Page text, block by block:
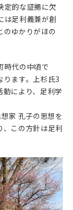
定的な証拠に欠
は足利義兼が創
のゆかりがほの
時代の中頃で
ます。
上杉氏3
により、足利学
家 孔子の思想を
、この方針は足利